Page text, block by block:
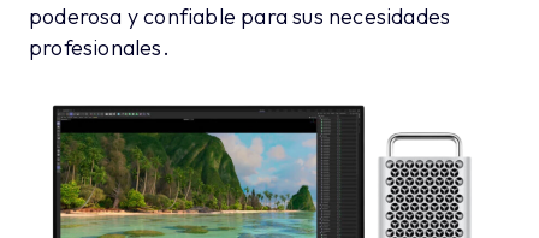
poderosa y confiable para sus necesidades
profesionales.